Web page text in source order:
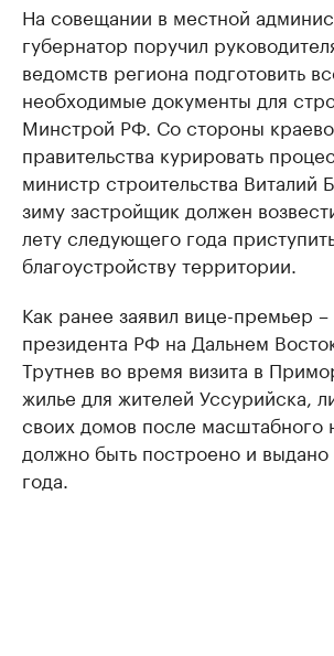
На совещании в местной
губернатор поручил
ведомств региона подготовить
необходимые документы для
Минстрой РФ. Со стороны
правительства курировать
министр строительства Виталий
зиму застройщик должен
лету следующего года
благоустройству территории.
Как ранее заявил вице-премьер
президента РФ на Дальнем
Трутнев во время визита в
жилье для жителей Уссурийска,
своих домов после масштабного
должно быть построено и выдано
года.